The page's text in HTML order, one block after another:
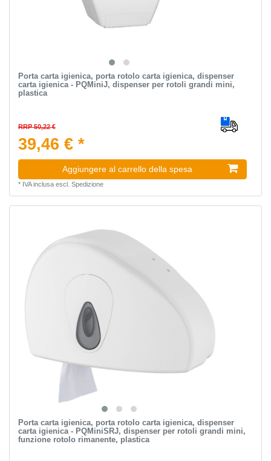
Porta carta igienica, porta rotolo carta igienica, dispenser
carta igienica - PQMiniJ, dispenser per rotoli grandi mini,
plastica
RRP 50,22 €
39,46 € *
Aggiungere al carrello della spesa
* IVA inclusaescl. Spedizione
Porta carta igienica, porta rotolo carta igienica, dispenser
carta igienica - PQMiniSRJ, dispenser per rotoli grandi mini,
funzione rotolo rimanente, plastica